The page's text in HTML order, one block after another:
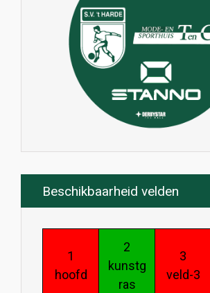
Beschikbaarheid velden
1
hoofd
2
kunstg
ras
3
veld-3